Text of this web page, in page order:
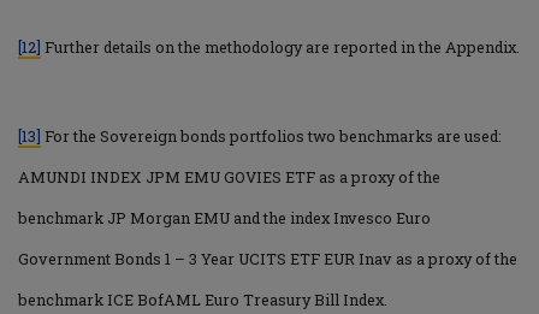
[12] Further details on the methodology are reported in the Appendix.
[13] For the Sovereign bonds portfolios two benchmarks are used:
AMUNDI INDEX JPM EMU GOVIES ETF as a proxy of the
benchmark JP Morgan EMU and the index Invesco Euro
Government Bonds 1 – 3 Year UCITS ETF EUR Inav as a proxy of the
benchmark ICE BofAML Euro Treasury Bill Index.